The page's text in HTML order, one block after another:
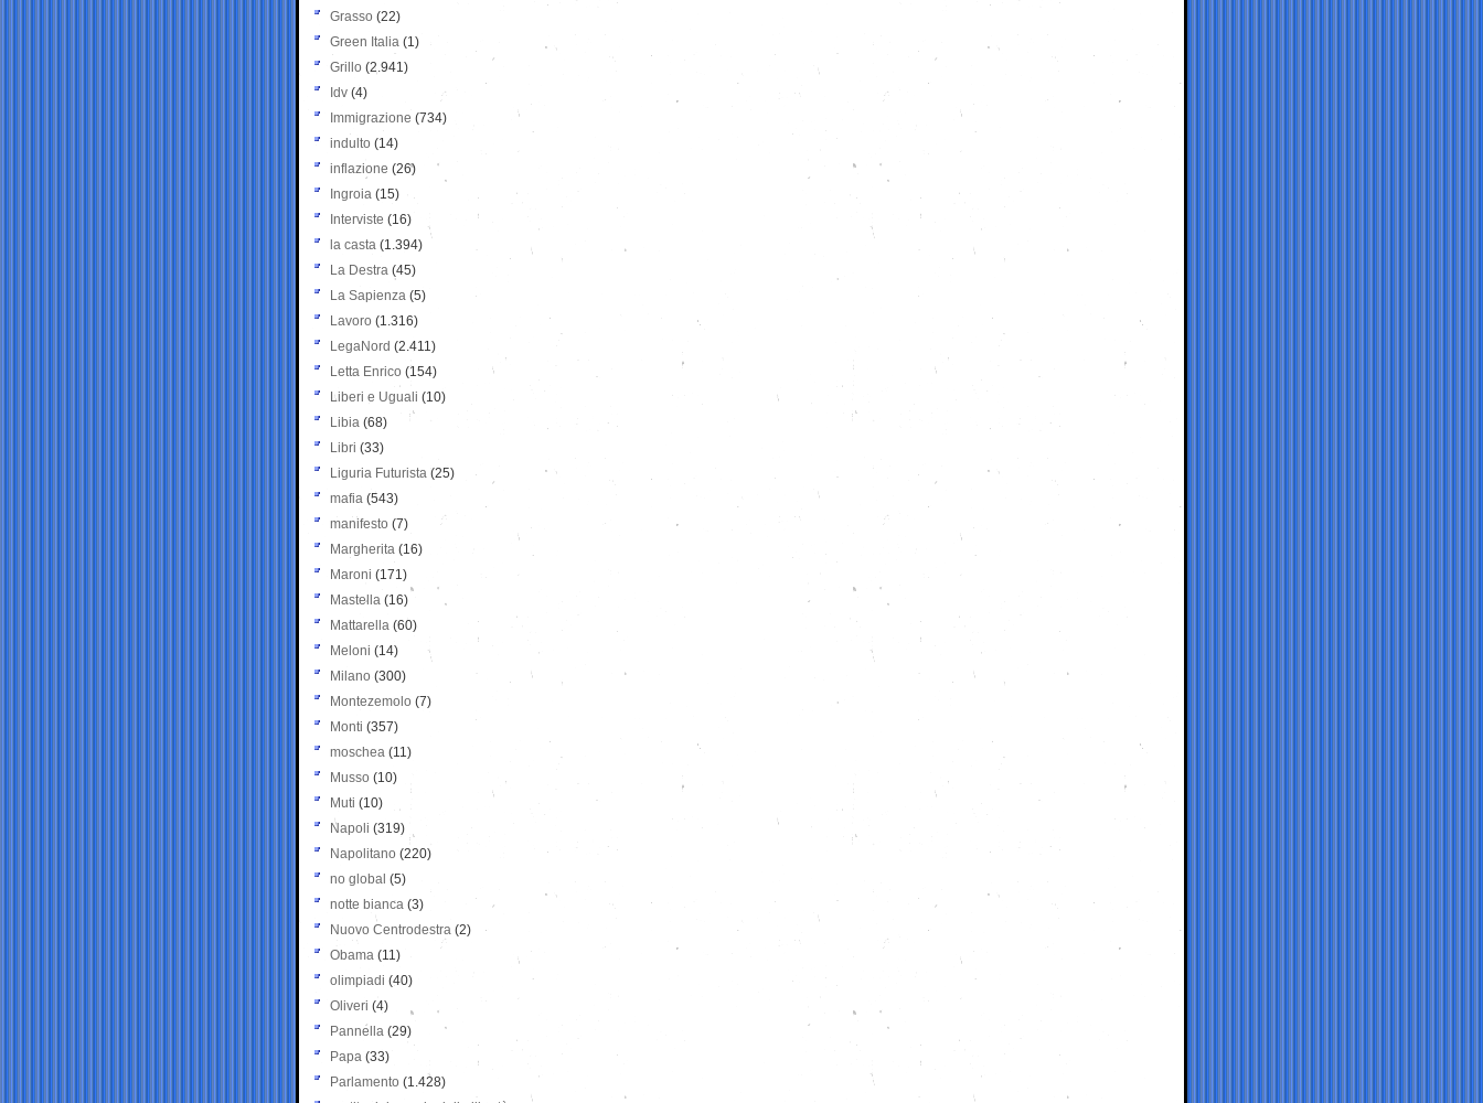
Grasso (22)
Green Italia (1)
Grillo (2.941)
Idv (4)
Immigrazione (734)
indulto (14)
inflazione (26)
Ingroia (15)
Interviste (16)
la casta (1.394)
La Destra (45)
La Sapienza (5)
Lavoro (1.316)
LegaNord (2.411)
Letta Enrico (154)
Liberi e Uguali (10)
Libia (68)
Libri (33)
Liguria Futurista (25)
mafia (543)
manifesto (7)
Margherita (16)
Maroni (171)
Mastella (16)
Mattarella (60)
Meloni (14)
Milano (300)
Montezemolo (7)
Monti (357)
moschea (11)
Musso (10)
Muti (10)
Napoli (319)
Napolitano (220)
no global (5)
notte bianca (3)
Nuovo Centrodestra (2)
Obama (11)
olimpiadi (40)
Oliveri (4)
Pannella (29)
Papa (33)
Parlamento (1.428)